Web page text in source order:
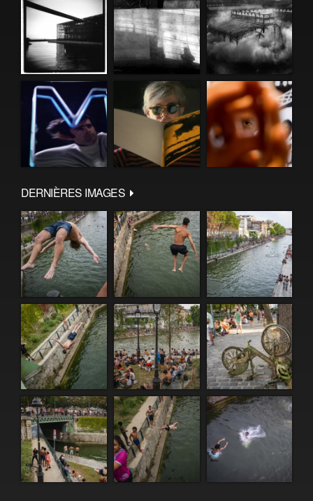
DERNIÈRES IMAGES